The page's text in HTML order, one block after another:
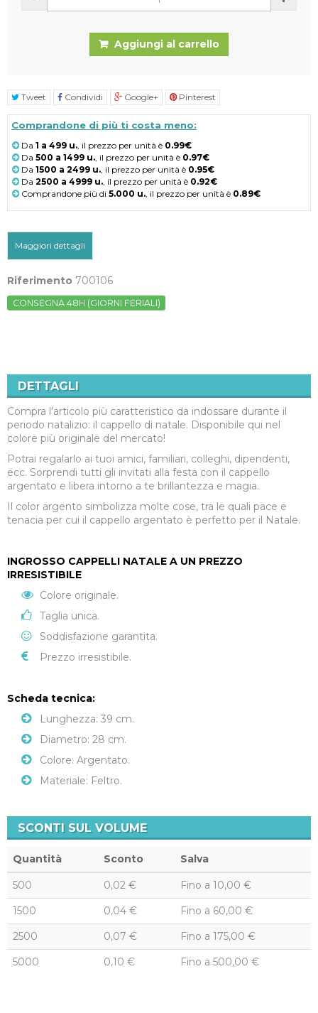
Aggiungi al carrello
Tweet Condividi Google+ Pinterest
Comprandone di più ti costa meno:
Da 1 a 499 u., il prezzo per unità è 0.99€
Da 500 a 1499 u., il prezzo per unità è 0.97€
Da 1500 a 2499 u., il prezzo per unità è 0.95€
Da 2500 a 4999 u., il prezzo per unità è 0.92€
Comprandone più di 5.000 u., il prezzo per unità è 0.89€
Maggiori dettagli
Riferimento 700106
CONSEGNA 48H (GIORNI FERIALI)
DETTAGLI
Compra l'articolo più caratteristico da indossare durante il
periodo natalizio: il cappello di natale. Disponibile qui nel
colore più originale del mercato!
Potrai regalarlo ai tuoi amici, familiari, colleghi, dipendenti,
ecc. Sorprendi tutti gli invitati alla festa con il cappello
argentato e libera intorno a te brillantezza e magia.
Il color argento simbolizza molte cose, tra le quali pace e
tenacia per cui il cappello argentato è perfetto per il Natale.
INGROSSO CAPPELLI NATALE A UN PREZZO
IRRESISTIBILE
Colore originale.
Taglia unica.
Soddisfazione garantita.
Prezzo irresistibile.
Scheda tecnica:
Lunghezza: 39 cm.
Diametro: 28 cm.
Colore: Argentato.
Materiale: Feltro.
SCONTI SUL VOLUME
Quantità Sconto Salva
500 0,02 € Fino a 10,00 €
1500
0,04 € Fino a 60,00 €
2500
0,07 € Fino a 175,00 €
5000
0,10 € Fino a 500,00 €